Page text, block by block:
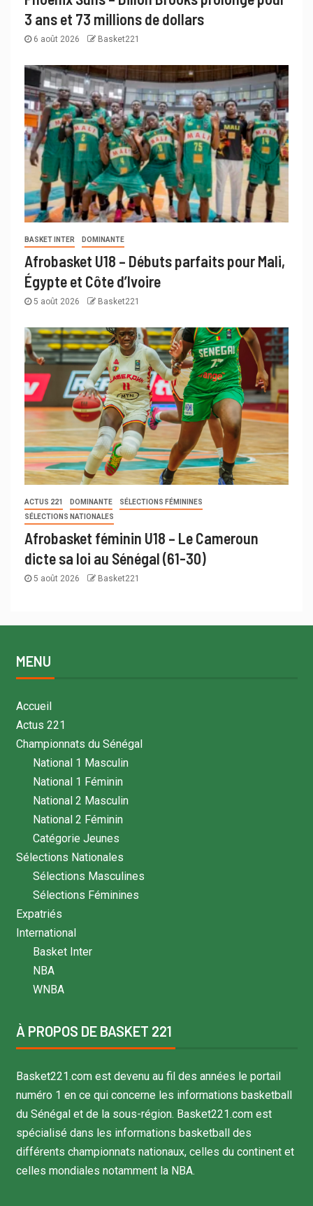
3 ans et 73 millions de dollars
6 août 2026 Basket221
BASKET INTER DOMINANTE
Afrobasket U18 – Débuts parfaits pour Mali,
Égypte et Côte d’Ivoire
5 août 2026 Basket221
ACTUS 221 DOMINANTE
SÉLECTIONS FÉMININES
SÉLECTIONS NATIONALES
Afrobasket féminin U18 – Le Cameroun
dicte sa loi au Sénégal (61-30)
5 août 2026 Basket221
MENU
Accueil
Actus 221
Championnats du Sénégal
National 1 Masculin
National 1 Féminin
National 2 Masculin
National 2 Féminin
Catégorie Jeunes
Sélections Nationales
Sélections Masculines
Sélections Féminines
Expatriés
International
Basket Inter
NBA
WNBA
À PROPOS DE BASKET 221
Basket221.com est devenu au fil des années le portail
numéro 1 en ce qui concerne les informations basketball
du Sénégal et de la sous-région. Basket221.com est
spécialisé dans les informations basketball des
différents championnats nationaux, celles du continent et
celles mondiales notamment la NBA.